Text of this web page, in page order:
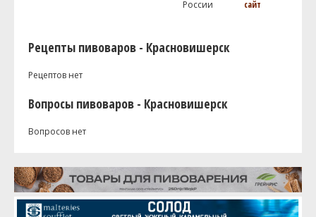
России
сайт
Рецепты пивоваров - Красновишерск
Рецептов нет
Вопросы пивоваров - Красновишерск
Вопросов нет